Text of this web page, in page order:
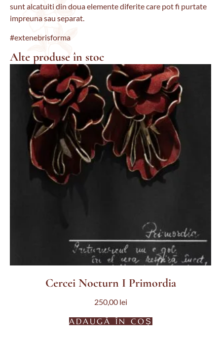
sunt alcatuiti din doua elemente diferite care pot fi purtate
impreuna sau separat.
#extenebrisforma
Alte produse în stoc
Cercei Nocturn I Primordia
250,00 lei
ADAUGĂ ÎN COȘ